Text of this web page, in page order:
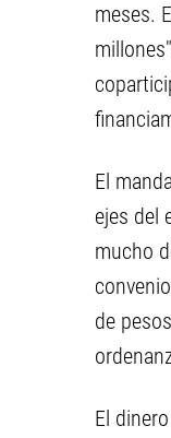
meses.
El
ejes del
mucho
de
El